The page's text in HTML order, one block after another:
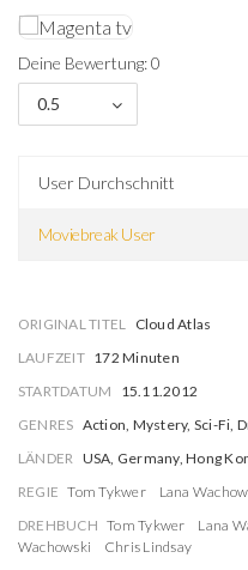
Deine Bewertung: 0
0.5
User Durchschnitt
Moviebreak User
ORIGINAL TITEL Cloud Atlas
LAUFZEIT 172 Minuten
STARTDATUM
15.11.2012
GENRES Action, Mystery, Sci-Fi,
LÄNDER USA, Germany, Hong
REGIE Tom Tykwer Lana
DREHBUCH Tom Tykwer Lana
Wachowski
Chris Lindsay